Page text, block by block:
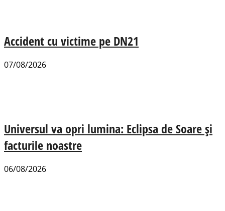
Accident cu victime pe DN21
07/08/2026
Universul va opri lumina: Eclipsa de Soare și
facturile noastre
06/08/2026